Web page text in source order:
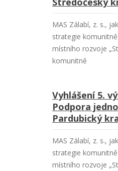
MAS Zálabí, z. s.,
strategie
místního rozvoje
komunitně
Vyhlášení 5.
Podpora
Pardubický
MAS Zálabí, z. s.,
strategie
místního rozvoje